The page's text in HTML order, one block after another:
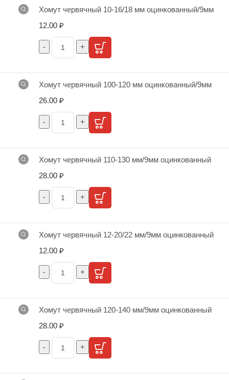
Хомут червячный 10-16/18 мм оцинкованный/9мм
12.00 ₽
Хомут червячный 100-120 мм оцинкованный/9мм
26.00 ₽
Хомут червячный 110-130 мм/9мм оцинкованный
28.00 ₽
Хомут червячный 12-20/22 мм/9мм оцинкованный
12.00 ₽
Хомут червячный 120-140 мм/9мм оцинкованный
28.00 ₽